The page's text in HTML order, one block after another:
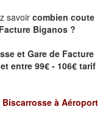
savoir combien coute
Biganos ?
et Gare de Facture
entre 99€ - 106€ tarif
Biscarrosse à Aéroport